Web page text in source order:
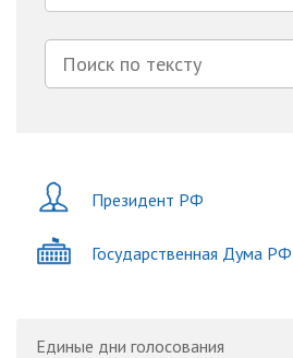
Президент РФ
Государственная Дума РФ
Единые дни голосования